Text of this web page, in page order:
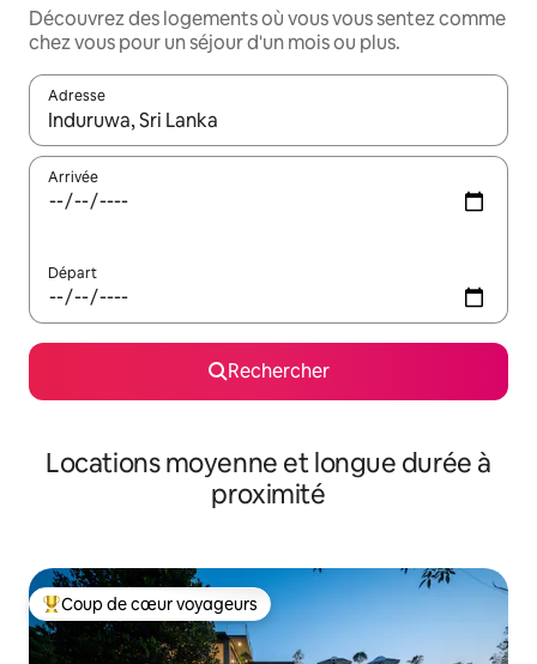
Découvrez des logements où vous vous sentez comme
chez vous pour un séjour d'un mois ou plus.
Adresse
Lorsque les résultats s'affichent, utilisez les flèches vers le
Arrivée
Départ
Rechercher
Locations moyenne et longue durée à
proximité
Coups de cœur voyageurs les plus appréciés
Coup de cœur voyageurs